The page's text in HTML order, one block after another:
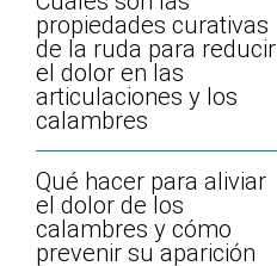
propiedades curativas
de la ruda para reducir
el dolor en las
articulaciones y los
calambres
Qué hacer para aliviar
el dolor de los
calambres y cómo
prevenir su aparición